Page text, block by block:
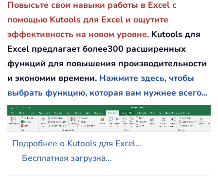
Повысьте свои навыки работы в Excel с
помощью Kutools для Excel и ощутите
эффективность на новом уровне. Kutools для
Excel предлагает более300 расширенных
функций для повышения производительности
и экономии времени. Нажмите здесь, чтобы
выбрать функцию, которая вам нужнее всего...
Подробнее о Kutools для Excel...
Бесплатная загрузка...